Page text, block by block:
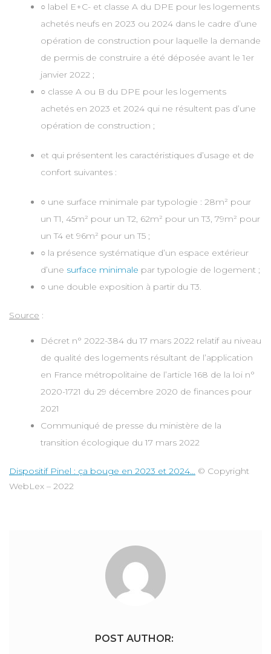
○ label E+C- et classe A du DPE pour les logements
achetés neufs en 2023 ou 2024 dans le cadre d’une
opération de construction pour laquelle la demande
de permis de construire a été déposée avant le 1er
janvier 2022 ;
○ classe A ou B du DPE pour les logements
achetés en 2023 et 2024 qui ne résultent pas d’une
opération de construction ;
et qui présentent les caractéristiques d’usage et de
confort suivantes :
○ une surface minimale par typologie : 28m² pour
un T1, 45m² pour un T2, 62m² pour un T3, 79m² pour
un T4 et 96m² pour un T5 ;
○ la présence systématique d’un espace extérieur
d’une surface minimale par typologie de logement ;
○ une double exposition à partir du T3.
Source :
Décret n° 2022-384 du 17 mars 2022 relatif au niveau
de qualité des logements résultant de l’application
en France métropolitaine de l’article 168 de la loi n°
2020-1721 du 29 décembre 2020 de finances pour
2021
Communiqué de presse du ministère de la
transition écologique du 17 mars 2022
Dispositif Pinel : ça bouge en 2023 et 2024… © Copyright
WebLex – 2022
POST AUTHOR: